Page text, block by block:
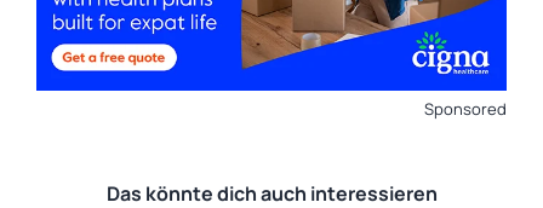
Sponsored
Das könnte dich auch interessieren